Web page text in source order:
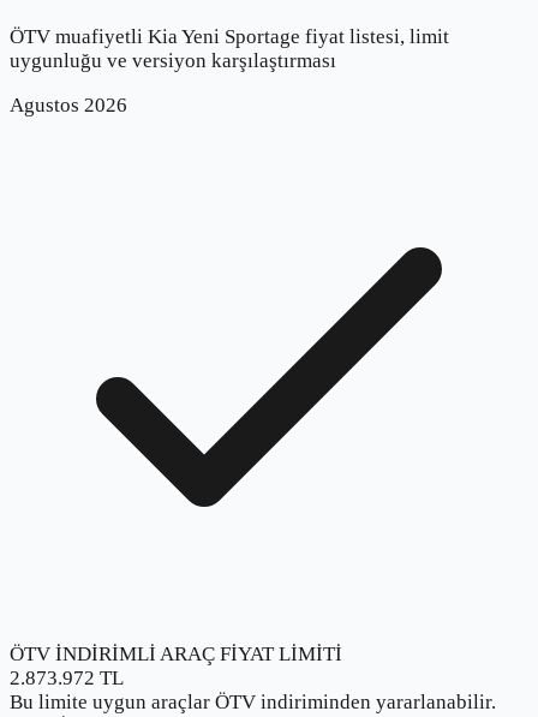
ÖTV muafiyetli Kia Yeni Sportage fiyat listesi, limit
uygunluğu ve versiyon karşılaştırması
Agustos 2026
ÖTV İNDİRİMLİ ARAÇ FİYAT LİMİTİ
2.873.972 TL
Bu limite uygun araçlar ÖTV indiriminden yararlanabilir.